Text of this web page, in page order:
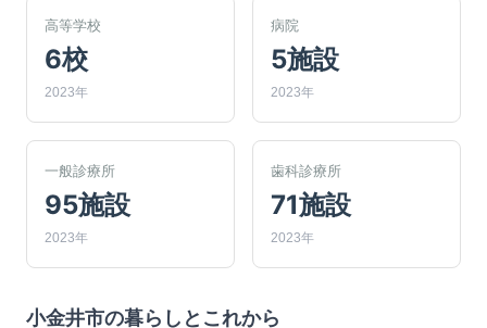
高等学校
6校
2023年
病院
5施設
2023年
一般診療所
95施設
2023年
歯科診療所
71施設
2023年
小金井市の暮らしとこれから